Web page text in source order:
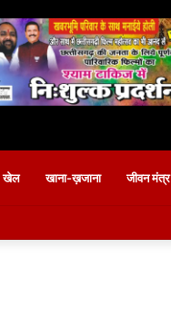
खेल खाना-ख़जाना जीवन मंत्र